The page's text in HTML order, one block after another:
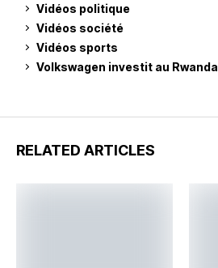
Vidéos politique
Vidéos société
Vidéos sports
Volkswagen investit au Rwanda
RELATED ARTICLES